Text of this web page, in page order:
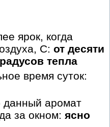
ярок, когда
С: от десяти
тепла
время суток:
данный аромат
за окном: ясно